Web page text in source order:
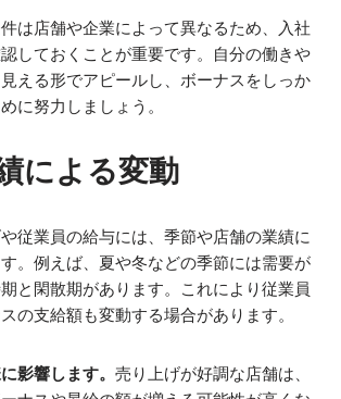
は店舗や企業によって異なるため、入社
しておくことが重要です。自分の働きや
える形でアピールし、ボーナスをしっか
に努力しましょう。
による変動
従業員の給与には、季節や店舗の業績に
。例えば、夏や冬などの季節には需要が
と閑散期があります。これにより従業員
の支給額も変動する場合があります。
影響します。 売り上げが好調な店舗は、